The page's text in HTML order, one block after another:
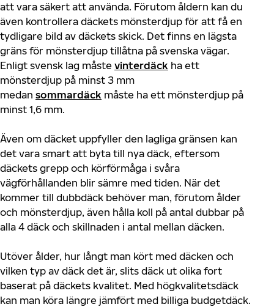
att vara säkert att använda. Förutom åldern kan du
även kontrollera däckets mönsterdjup för att få en
tydligare bild av däckets skick. Det finns en lägsta
gräns för mönsterdjup tillåtna på svenska vägar.
Enligt svensk lag måste vinterdäck ha ett
mönsterdjup på minst 3 mm
medan sommardäck måste ha ett mönsterdjup på
minst 1,6 mm.
Även om däcket uppfyller den lagliga gränsen kan
det vara smart att byta till nya däck, eftersom
däckets grepp och körförmåga i svåra
vägförhållanden blir sämre med tiden. När det
kommer till dubbdäck behöver man, förutom ålder
och mönsterdjup, även hålla koll på antal dubbar på
alla 4 däck och skillnaden i antal mellan däcken.
Utöver ålder, hur långt man kört med däcken och
vilken typ av däck det är, slits däck ut olika fort
baserat på däckets kvalitet. Med högkvalitetsdäck
kan man köra längre jämfört med billiga budgetdäck.